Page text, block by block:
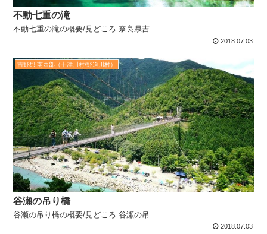
不動七重の滝
不動七重の滝の概要/見どころ 奈良県吉...
2018.07.03
吉野郡 南西部（十津川村/野迫川村）
谷瀬の吊り橋
谷瀬の吊り橋の概要/見どころ 谷瀬の吊...
2018.07.03